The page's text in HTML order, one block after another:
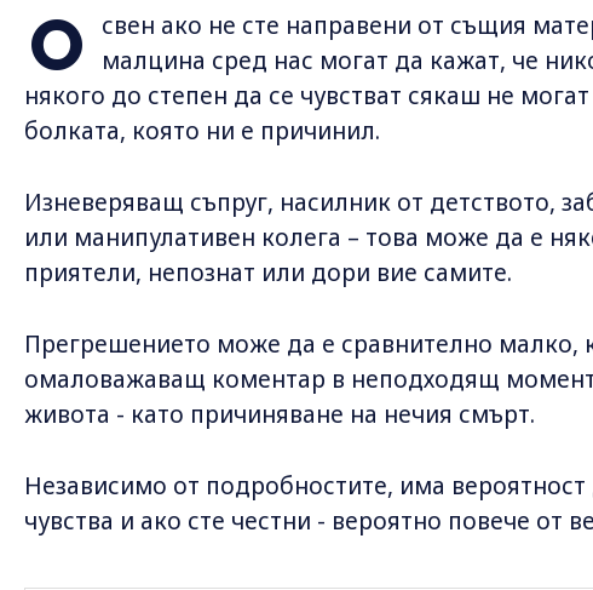
О
свен ако не сте направени от същия
малцина сред нас могат да кажат, че
някого до степен да се чувстват сякаш не
болката, която ни е причинил.
Изневеряващ съпруг, насилник от детството,
или манипулативен колега – това може да е
приятели, непознат или дори вие самите.
Прегрешението може да е сравнително малко,
омаловажаващ коментар в неподходящ
живота - като причиняване на нечия смърт.
Независимо от подробностите, има
чувства и ако сте честни - вероятно повече от